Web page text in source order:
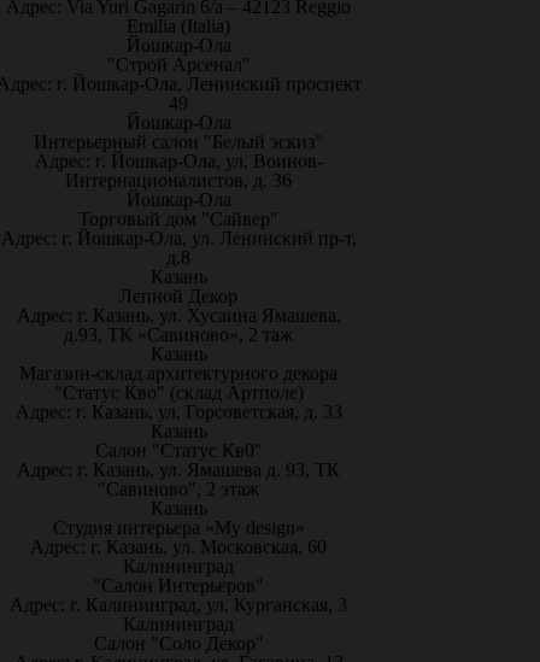
Адрес: Via Yuri Gagarin 6/a – 42123 Reggio
Emilia (Italia)
Йошкар-Ола
"Строй Арсенал"
г. Йошкар-Ола, Ленинский проспект
49
Йошкар-Ола
Интерьерный салон "Белый эскиз"
Адрес: г. Йошкар-Ола, ул. Воинов-
Интернационалистов, д. 36
Йошкар-Ола
Торговый дом "Сайвер"
Адрес: г. Йошкар-Ола, ул. Ленинский пр-т,
д.8
Казань
Лепной Декор
Адрес: г. Казань, ул. Хусаина Ямашева,
д.93, ТК «Савиново», 2 таж
Казань
Магазин-склад архитектурного декора
"Статус Кво" (склад Артполе)
Адрес: г. Казань, ул. Горсоветская, д. 33
Казань
Салон "Статус Кв0"
Адрес: г. Казань, ул. Ямашева д. 93, ТК
"Савиново", 2 этаж
Казань
Студия интерьера «My design»
Адрес: г. Казань, ул. Московская, 60
Калининград
"Салон Интерьеров"
Адрес: г. Калининград, ул. Курганская, 3
Калининград
Салон "Соло Декор"